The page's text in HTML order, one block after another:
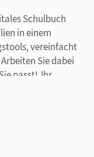
Schulbuch
in einem
vereinfacht
Sie dabei
passt! Ihr